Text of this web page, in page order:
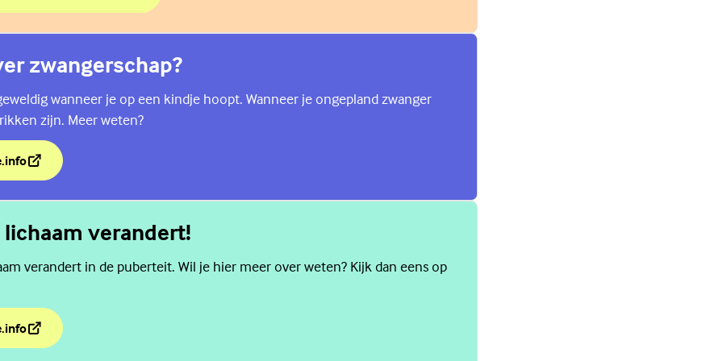
zwangerschap?
wanneer je op een kindje hoopt. Wanneer je ongepland zwanger
zijn. Meer weten?
zwangerschap?
verandert!
verandert in de puberteit. Wil je hier meer over weten? Kijk dan eens op
lichaam verandert!